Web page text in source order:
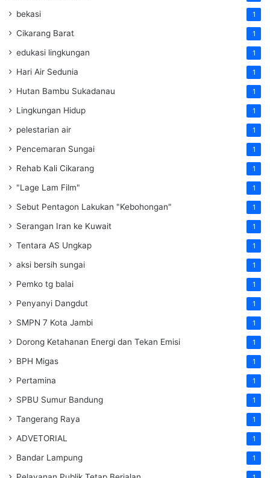
bekasi 1
Cikarang Barat 1
edukasi lingkungan 1
Hari Air Sedunia 1
Hutan Bambu Sukadanau 1
Lingkungan Hidup 1
pelestarian air 1
Pencemaran Sungai 1
Rehab Kali Cikarang 1
"Lage Lam Film" 1
Sebut Pentagon Lakukan "Kebohongan" 1
Serangan Iran ke Kuwait 1
Tentara AS Ungkap 1
aksi bersih sungai 1
Pemko tg balai 1
Penyanyi Dangdut 1
SMPN 7 Kota Jambi 1
Dorong Ketahanan Energi dan Tekan Emisi 1
BPH Migas 1
Pertamina 1
SPBU Sumur Bandung 1
Tangerang Raya 1
ADVETORIAL 1
Bandar Lampung 1